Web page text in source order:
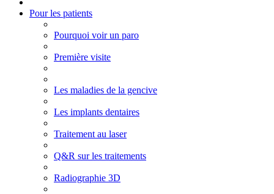
Pour les patients
Pourquoi voir un paro
Première visite
Les maladies de la gencive
Les implants dentaires
Traitement au laser
Q&R sur les traitements
Radiographie 3D